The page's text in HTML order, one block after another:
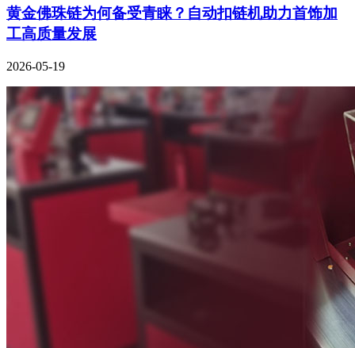
黄金佛珠链为何备受青睐？自动扣链机助力首饰加
工高质量发展
2026-05-19